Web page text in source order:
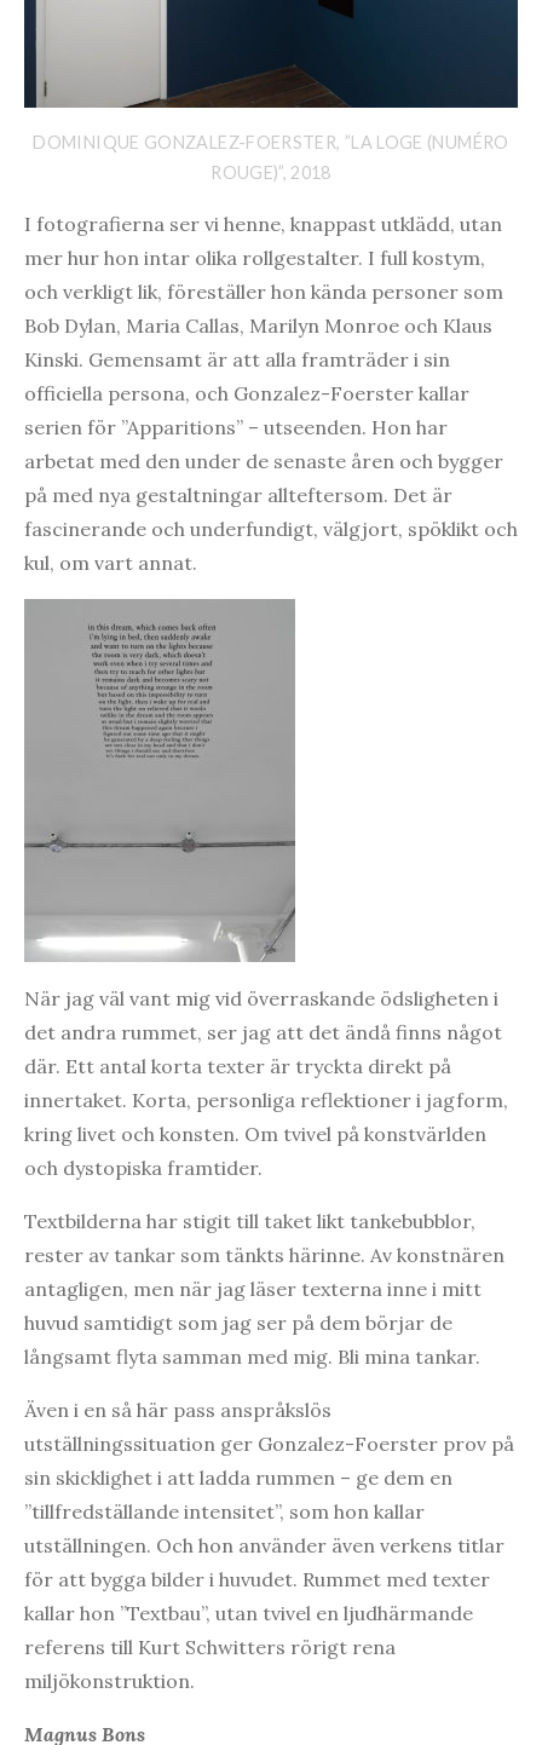
DOMINIQUE GONZALEZ-FOERSTER, ”LA LOGE (NUMÉRO
ROUGE)”, 2018
I fotografierna ser vi henne, knappast utklädd, utan
mer hur hon intar olika rollgestalter. I full kostym,
och verkligt lik, föreställer hon kända personer som
Bob Dylan, Maria Callas, Marilyn Monroe och Klaus
Kinski. Gemensamt är att alla framträder i sin
officiella persona, och Gonzalez-Foerster kallar
serien för ”Apparitions” – utseenden. Hon har
arbetat med den under de senaste åren och bygger
på med nya gestaltningar allteftersom. Det är
fascinerande och underfundigt, välgjort, spöklikt och
kul, om vart annat.
När jag väl vant mig vid överraskande ödsligheten i
det andra rummet, ser jag att det ändå finns något
där. Ett antal korta texter är tryckta direkt på
innertaket. Korta, personliga reflektioner i jagform,
kring livet och konsten. Om tvivel på konstvärlden
och dystopiska framtider.
Textbilderna har stigit till taket likt tankebubblor,
rester av tankar som tänkts härinne. Av konstnären
antagligen, men när jag läser texterna inne i mitt
huvud samtidigt som jag ser på dem börjar de
långsamt flyta samman med mig. Bli mina tankar.
Även i en så här pass anspråkslös
utställningssituation ger Gonzalez-Foerster prov på
sin skicklighet i att ladda rummen – ge dem en
”tillfredställande intensitet”, som hon kallar
utställningen. Och hon använder även verkens titlar
för att bygga bilder i huvudet. Rummet med texter
kallar hon ”Textbau”, utan tvivel en ljudhärmande
referens till Kurt Schwitters rörigt rena
miljökonstruktion.
Magnus Bons